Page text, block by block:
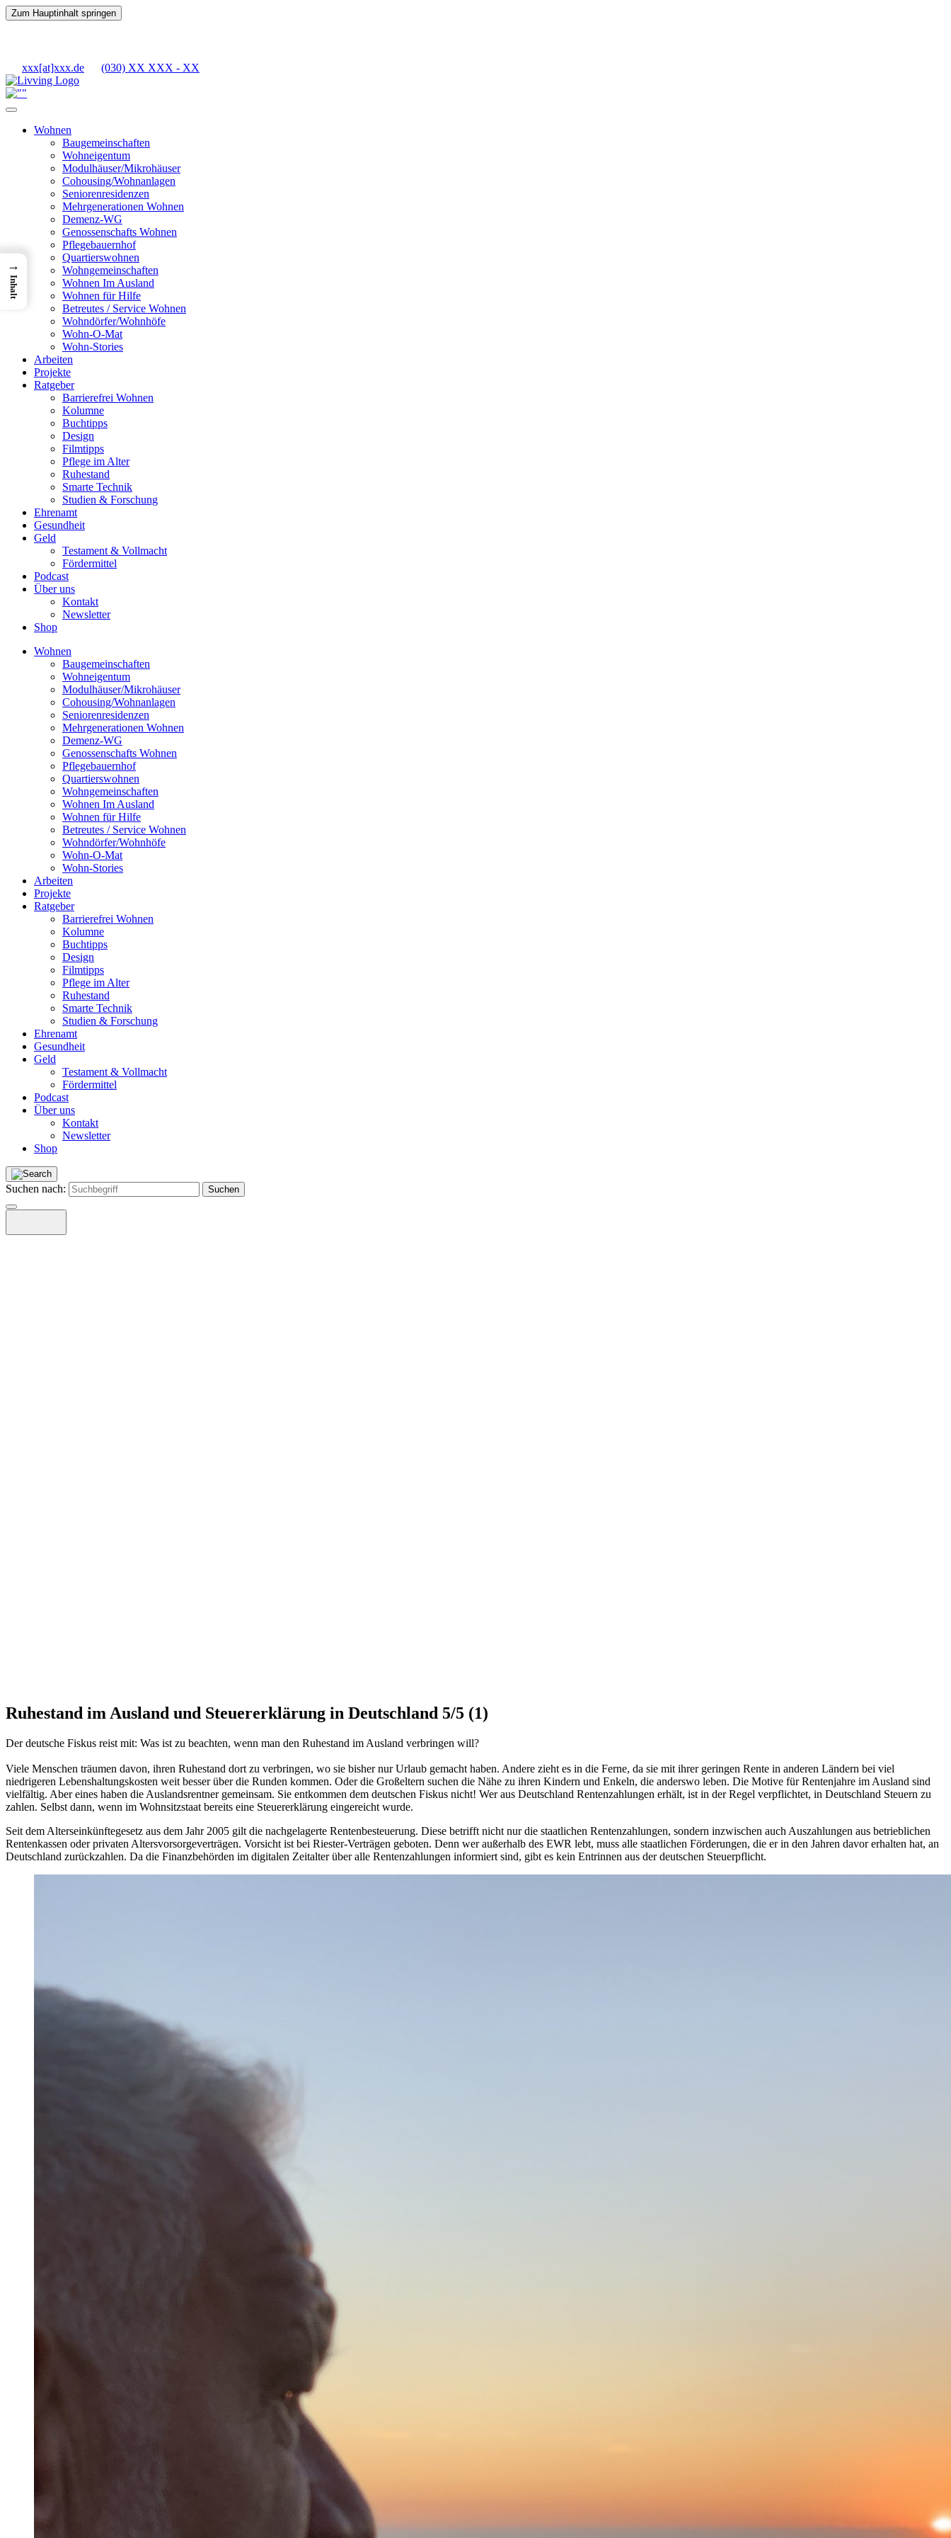
Zum Hauptinhalt springen
xxx[at]xxx.de (030) XX XXX - XX
Wohnen
Baugemeinschaften
Wohneigentum
Modulhäuser/Mikrohäuser
Cohousing/Wohnanlagen
Seniorenresidenzen
Mehrgenerationen Wohnen
Demenz-WG
Genossenschafts Wohnen
Pflegebauernhof
Quartierswohnen
Wohngemeinschaften
Wohnen Im Ausland
Wohnen für Hilfe
Betreutes / Service Wohnen
Wohndörfer/Wohnhöfe
Wohn-O-Mat
Wohn-Stories
Arbeiten
Projekte
Ratgeber
Barrierefrei Wohnen
Kolumne
Buchtipps
Design
Filmtipps
Pflege im Alter
Ruhestand
Smarte Technik
Studien & Forschung
Ehrenamt
Gesundheit
Geld
Testament & Vollmacht
Fördermittel
Podcast
Über uns
Kontakt
Newsletter
Shop
Wohnen
Baugemeinschaften
Wohneigentum
Modulhäuser/Mikrohäuser
Cohousing/Wohnanlagen
Seniorenresidenzen
Mehrgenerationen Wohnen
Demenz-WG
Genossenschafts Wohnen
Pflegebauernhof
Quartierswohnen
Wohngemeinschaften
Wohnen Im Ausland
Wohnen für Hilfe
Betreutes / Service Wohnen
Wohndörfer/Wohnhöfe
Wohn-O-Mat
Wohn-Stories
Arbeiten
Projekte
Ratgeber
Barrierefrei Wohnen
Kolumne
Buchtipps
Design
Filmtipps
Pflege im Alter
Ruhestand
Smarte Technik
Studien & Forschung
Ehrenamt
Gesundheit
Geld
Testament & Vollmacht
Fördermittel
Podcast
Über uns
Kontakt
Newsletter
Shop
Suchen nach:
Ruhestand im Ausland und Steuererklärung in Deutschland 5/5 (1)
Der deutsche Fiskus reist mit: Was ist zu beachten, wenn man den Ruhestand im Ausland verbringen will?
Viele Menschen träumen davon, ihren Ruhestand dort zu verbringen, wo sie bisher nur Urlaub gemacht haben. Andere zieht es in die Ferne, da sie mit ihrer geringen Rente in anderen Ländern bei viel
niedrigeren Lebenshaltungskosten weit besser über die Runden kommen. Oder die Großeltern suchen die Nähe zu ihren Kindern und Enkeln, die anderswo leben. Die Motive für Rentenjahre im Ausland sind
vielfältig. Aber eines haben die Auslandsrentner gemeinsam. Sie entkommen dem deutschen Fiskus nicht! Wer aus Deutschland Rentenzahlungen erhält, ist in der Regel verpflichtet, in Deutschland Steuern zu
zahlen. Selbst dann, wenn im Wohnsitzstaat bereits eine Steuererklärung eingereicht wurde.
Seit dem Alterseinkünftegesetz aus dem Jahr 2005 gilt die nachgelagerte Rentenbesteuerung. Diese betrifft nicht nur die staatlichen Rentenzahlungen, sondern inzwischen auch Auszahlungen aus betrieblichen
Rentenkassen oder privaten Altersvorsorgeverträgen. Vorsicht ist bei Riester-Verträgen geboten. Denn wer außerhalb des EWR lebt, muss alle staatlichen Förderungen, die er in den Jahren davor erhalten hat, an
Deutschland zurückzahlen. Da die Finanzbehörden im digitalen Zeitalter über alle Rentenzahlungen informiert sind, gibt es kein Entrinnen aus der deutschen Steuerpflicht.
→
Inhalt